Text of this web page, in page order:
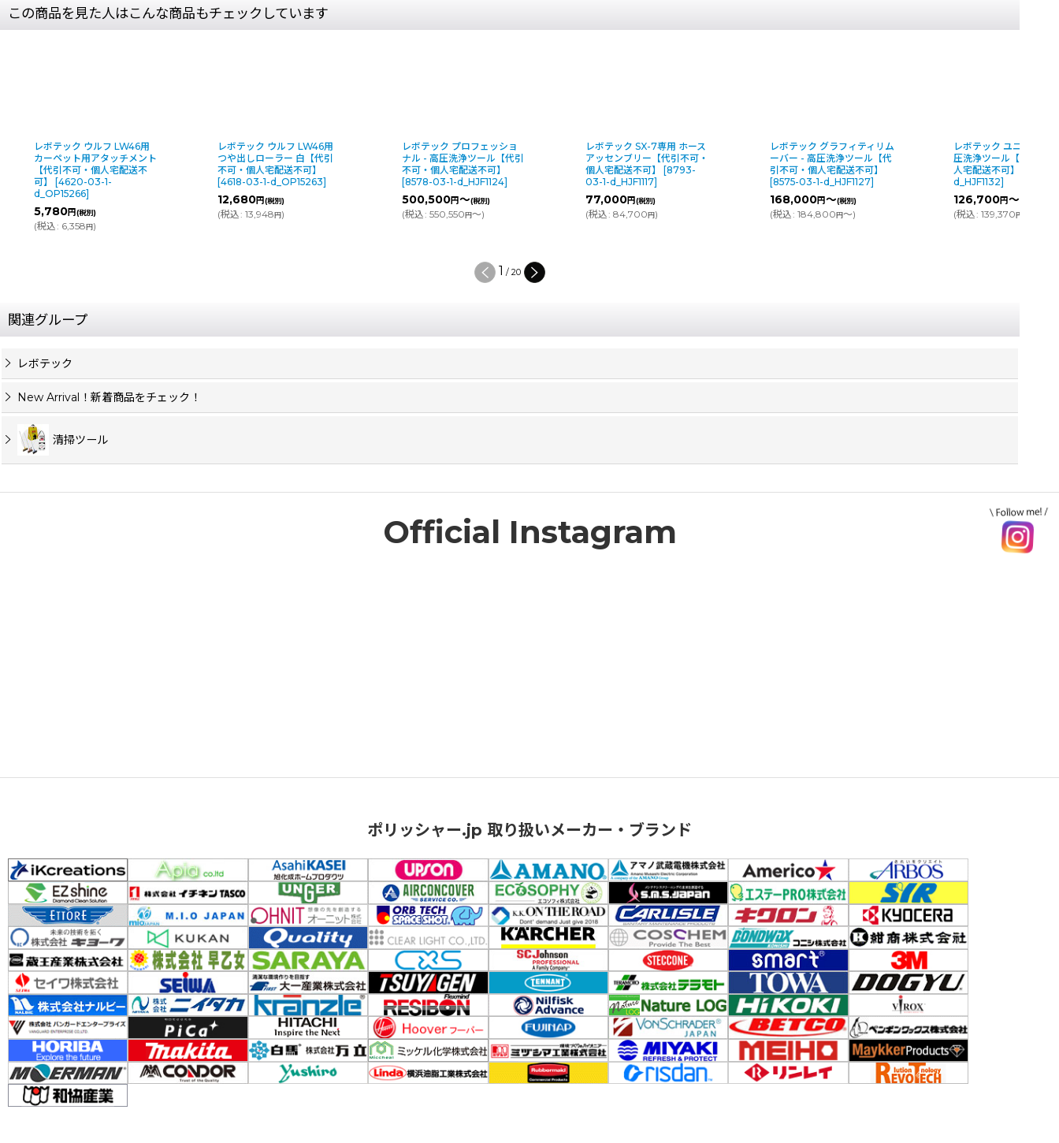
この商品を見た人はこんな商品もチェックしています
レボテック ウルフ LW46用
カーペット用アタッチメント
【代引不可・個人宅配送不
可】
[4620-03-1-
d_OP15266]
5,780円(税別)
(税込: 6,358円)
レボテック ウルフ LW46用
つや出しローラー 白【代引
不可・個人宅配送不可】
[4618-03-1-d_OP15263]
12,680円(税別)
(税込: 13,948円)
レボテック プロフェッショ
ナル - 高圧洗浄ツール【代引
不可・個人宅配送不可】
[8578-03-1-d_HJF1124]
500,500円～(税別)
(税込: 550,550円～)
レボテック SX-7専用 ホース
アッセンブリー【代引不可・
個人宅配送不可】
[8793-
03-1-d_HJF1117]
77,000円(税別)
(税込: 84,700円)
レボテック グラフィティリム
ーバー - 高圧洗浄ツール【代
引不可・個人宅配送不可】
[8575-03-1-d_HJF1127]
168,000円～(税別)
(税込: 184,800円～)
レボテック ユニバーサ
圧洗浄ツール【代引不
人宅配送不可】
d_HJF1132]
126,700円～(税別)
(税込: 139,370円
1 / 20
関連グループ
レボテック
New Arrival！新着商品をチェック！
清掃ツール
Official Instagram
ポリッシャー.jp 取り扱いメーカー・ブランド